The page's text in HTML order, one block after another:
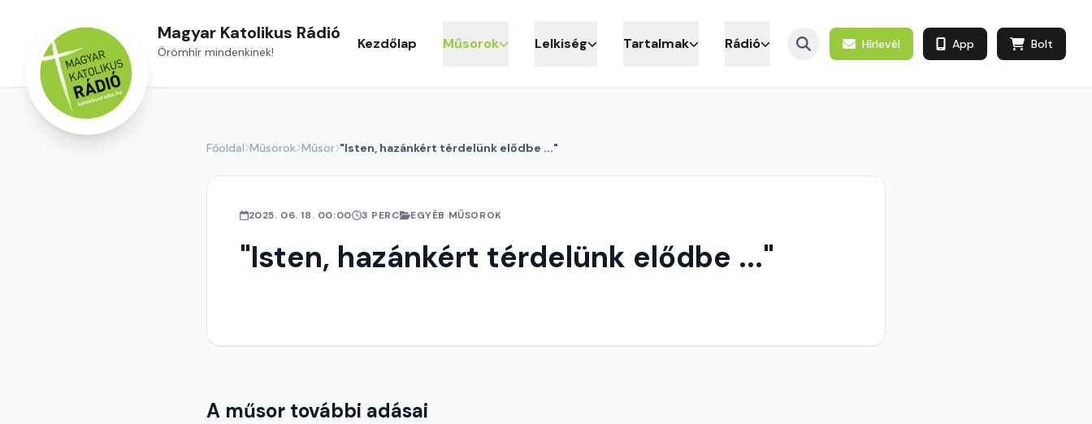
Magyar Katolikus Rádió
Örömhír mindenkinek! Kezdőlap Műsorok Lelkiség Tartalmak Rádió Hírlevél App Bolt
Főoldal Műsorok Műsor "Isten, hazánkért térdelünk elődbe ..."
2025. 06. 18. 00:00 3 PERC EGYÉB MŰSOROK
"Isten, hazánkért térdelünk elődbe ..."
A műsor további adásai